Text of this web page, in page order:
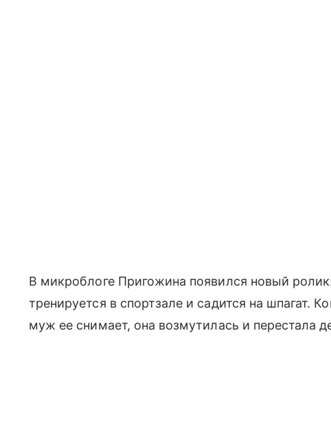
В микроблоге Пригожина появился новый
тренируется в спортзале и садится на шпагат.
муж ее снимает, она возмутилась и перестала